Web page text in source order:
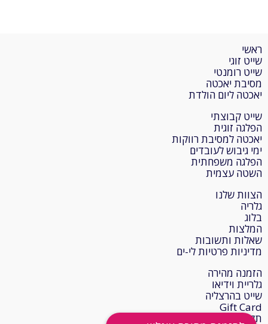
ראשי
שייט זוגי
שייט רומנטי
מסיבת יאכטה
יאכטה ליום הולדת
שייט קבוצתי
הפלגה זוגית
יאכטה למסיבת רווקות
ימי גיבוש לעובדים
הפלגה משפחתית
השטה עצמית
הצוות שלנו
גלריה
בלוג
המלצות
שאלות ותשובות
מדיניות פרטיות לי-ים
הזמנה מהירה
גלריית וידיאו
שייט בהרצליה
Gift Card
תקנון